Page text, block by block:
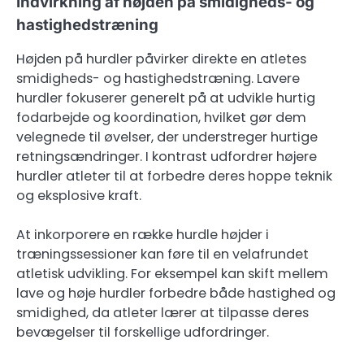
hastighedstræning
Højden på hurdler påvirker direkte en atletes
smidigheds- og hastighedstræning. Lavere
hurdler fokuserer generelt på at udvikle hurtig
fodarbejde og koordination, hvilket gør dem
velegnede til øvelser, der understreger hurtige
retningsændringer. I kontrast udfordrer højere
hurdler atleter til at forbedre deres hoppe teknik
og eksplosive kraft.
At inkorporere en række hurdle højder i
træningssessioner kan føre til en velafrundet
atletisk udvikling. For eksempel kan skift mellem
lave og høje hurdler forbedre både hastighed og
smidighed, da atleter lærer at tilpasse deres
bevægelser til forskellige udfordringer.